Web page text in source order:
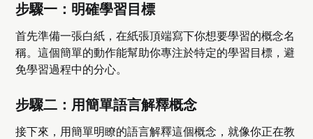
步驟一：明確學習目標
首先準備一張白紙，在紙張頂端寫下你想要學習的概念名
稱。這個簡單的動作能幫助你專注於特定的學習目標，避
免學習過程中的分心。
步驟二：用簡單語言解釋概念
接下來，用簡單明瞭的語言解釋這個概念，就像你正在教